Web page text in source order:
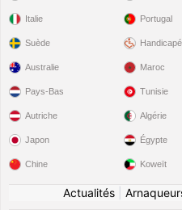
Italie
Suède
Portugal
Australie
Pays-Bas
Autriche
Japon
Chine
Maroc
Tunisie
Algérie
Égypte
Koweït
Actualités|